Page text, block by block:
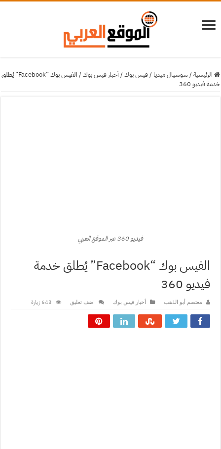
الرئيسية/ سوشيال ميديا /فيس بوك/أخبار فيس بوك/
الفيس بوك “Facebook” يُطلق
خدمة فيديو 360
فيديو 360 عبر الموقع العربي
الفيس بوك “Facebook” يُطلق خدمة
فيديو 360
معتصم أبو الذهب أخبار فيس بوك اضف تعليق 643 زيارة